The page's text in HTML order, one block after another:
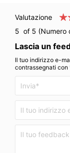
Valutazione
5 of 5 (Numero
Lascia un
Il tuo indirizzo e-
contrassegnati con